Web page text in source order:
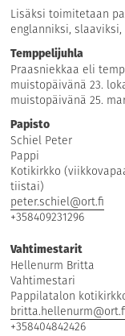
Lisäksi toimitetaan
englanniksi,
Temppelijuhla
Praasniekkaa eli
muistopäivänä 23.
muistopäivänä 25.
Papisto
Schiel Peter
Pappi
Kotikirkko
tiistai)
peter.schiel@ort.fi
+358409231296
Vahtimestarit
Hellenurm Britta
Vahtimestari
Pappilatalon
+358404842426